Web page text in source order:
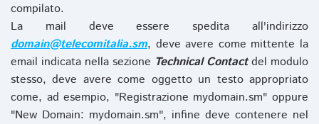
compilato.
La mail deve essere spedita all'indirizzo
domain@telecomitalia.sm, deve avere come mittente la
email indicata nella sezione Technical Contactdel modulo
stesso, deve avere come oggetto un testo appropriato
come, ad esempio, "Registrazione mydomain.sm" oppure
"New Domain: mydomain.sm", infine deve contenere nel